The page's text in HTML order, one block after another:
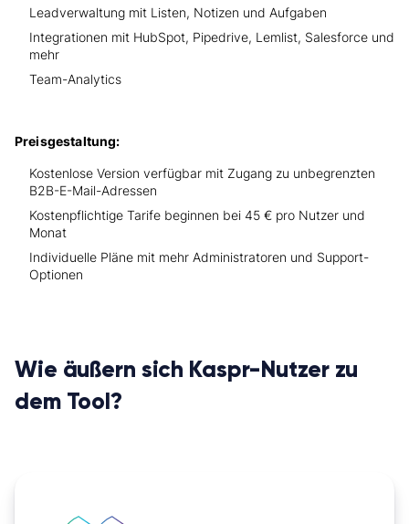
Leadverwaltung mit Listen, Notizen und Aufgaben
Integrationen mit HubSpot, Pipedrive, Lemlist, Salesforce und
mehr
Team-Analytics
Preisgestaltung:
Kostenlose Version verfügbar mit Zugang zu unbegrenzten
B2B-E-Mail-Adressen
Kostenpflichtige Tarife beginnen bei 45 € pro Nutzer und
Monat
Individuelle Pläne mit mehr Administratoren und Support-
Optionen
Wie äußern sich Kaspr-Nutzer zu
dem Tool?